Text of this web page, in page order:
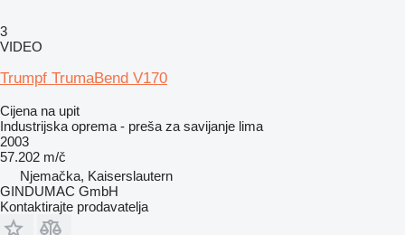
3
VIDEO
Trumpf TrumaBend V170
Cijena na upit
Industrijska oprema - preša za savijanje lima
2003
57.202 m/č
Njemačka, Kaiserslautern
GINDUMAC GmbH
Kontaktirajte prodavatelja